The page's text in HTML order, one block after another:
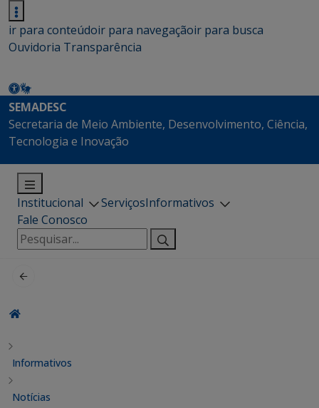
ir para conteúdoir para navegaçãoir para busca
Ouvidoria Transparência
SEMADESC
Secretaria de Meio Ambiente, Desenvolvimento, Ciência,
Tecnologia e Inovação
Institucional ServiçosInformativos
Fale Conosco
Pesquisar
por:
Informativos
Notícias